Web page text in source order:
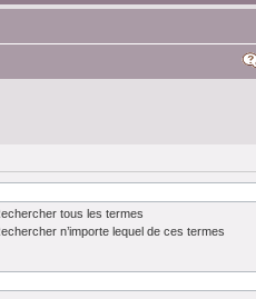
tous les termes
n’importe lequel de ces termes